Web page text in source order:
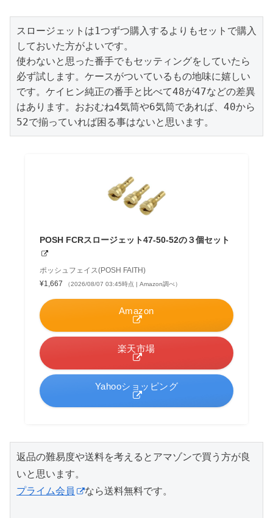
スロージェットは1つずつ購入するよりもセットで購入
しておいた方がよいです。
使わないと思った番手でもセッティングをしていたら
必ず試します。ケースがついているもの地味に嬉しい
です。ケイヒン純正の番手と比べて48が47などの差異
はあります。おおむね4気筒や6気筒であれば、40から
52で揃っていれば困る事はないと思います。
POSH FCRスロージェット47-50-52の３個セット
ポッシュフェイス(POSH FAITH)
¥1,667
（2026/08/07 03:45時点 | Amazon調べ）
Amazon
楽天市場
Yahooショッピング
返品の難易度や送料を考えるとアマゾンで買う方が良
プライム会員
なら送料無料です。